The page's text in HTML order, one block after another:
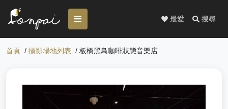
最愛 搜尋
首頁 / 攝影場地列表 / 板橋黑鳥咖啡狀態音樂店